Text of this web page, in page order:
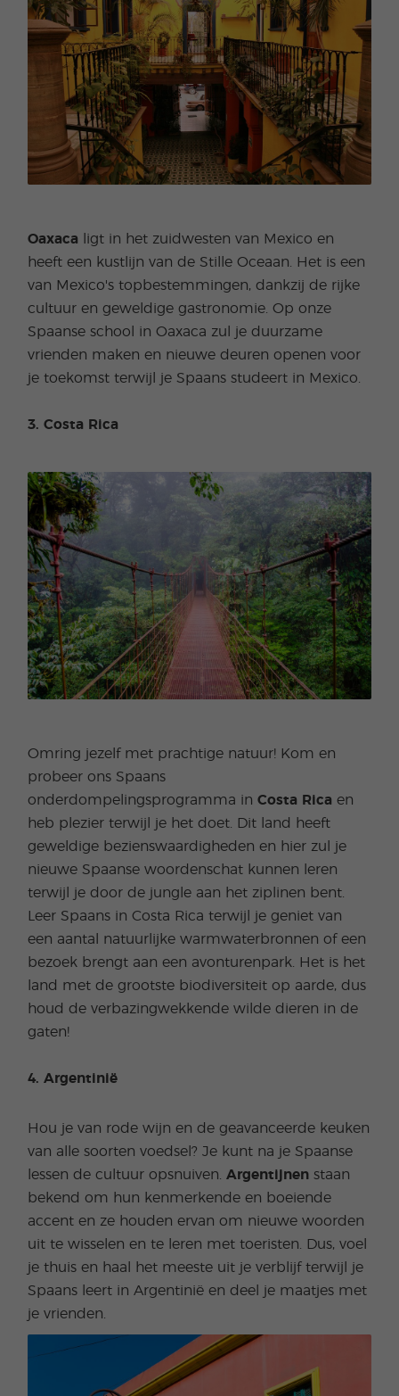
Oaxaca ligt in het zuidwesten van Mexico en
heeft een kustlijn van de Stille Oceaan. Het is een
van Mexico's topbestemmingen, dankzij de rijke
cultuur en geweldige gastronomie. Op onze
Spaanse school in Oaxaca zul je duurzame
vrienden maken en nieuwe deuren openen voor
je toekomst terwijl je Spaans studeert in Mexico.
3. Costa Rica
Omring jezelf met prachtige natuur! Kom en
probeer ons Spaans
onderdompelingsprogramma inCosta Rica en
heb plezier terwijl je het doet. Dit land heeft
geweldige bezienswaardigheden en hier zul je
nieuwe Spaanse woordenschat kunnen leren
terwijl je door de jungle aan het ziplinen bent.
Leer Spaans in Costa Rica terwijl je geniet van
een aantal natuurlijke warmwaterbronnen of een
bezoek brengt aan een avonturenpark. Het is het
land met de grootste biodiversiteit op aarde, dus
houd de verbazingwekkende wilde dieren in de
gaten!
4. Argentinië
Hou je van rode wijn en de geavanceerde keuken
van alle soorten voedsel? Je kunt na je Spaanse
lessen de cultuur opsnuiven.Argentijnenstaan
bekend om hun kenmerkende en boeiende
accent en ze houden ervan om nieuwe woorden
uit te wisselen en te leren met toeristen. Dus, voel
je thuis en haal het meeste uit je verblijf terwijl je
Spaans leert in Argentinië en deel je maatjes met
je vrienden.